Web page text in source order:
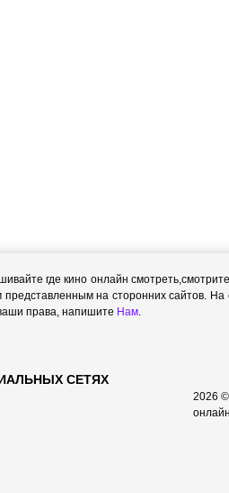
где кино онлайн смотреть,cмотрите
на сторонних сайтов.
права, напишите Нам.
СЕТЯХ
2026
онлайн